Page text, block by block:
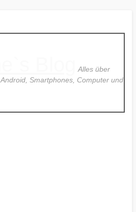
Alles über
Smartphones, Computer und